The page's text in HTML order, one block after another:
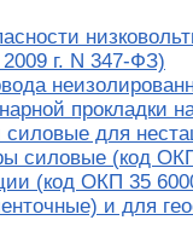
г. N 347-ФЗ)
прокладки
для
силовые (код
(код ОКП 35
и для